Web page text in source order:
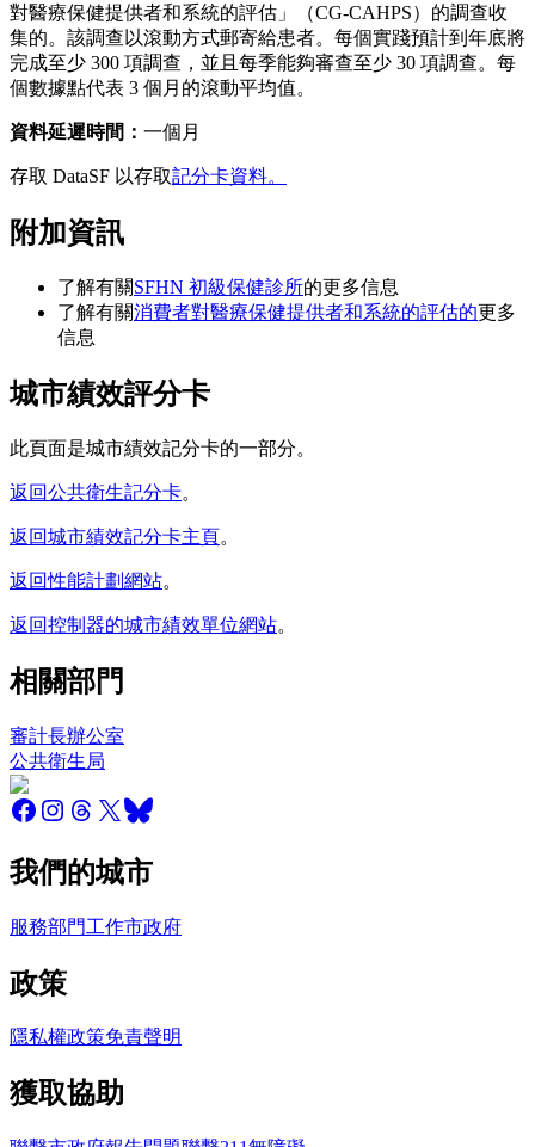
對醫療保健提供者和系統的評估」（CG-CAHPS）的調查收
集的。該調查以滾動方式郵寄給患者。每個實踐預計到年底將
完成至少 300 項調查，並且每季能夠審查至少 30 項調查。每
個數據點代表 3 個月的滾動平均值。
資料延遲時間： 一個月
存取 DataSF 以存取記分卡資料。
附加資訊
了解有關SFHN 初級保健診所的更多信息
了解有關消費者對醫療保健提供者和系統的評估的更多
信息
城市績效評分卡
此頁面是城市績效記分卡的一部分。
返回公共衛生記分卡。
返回城市績效記分卡主頁。
返回性能計劃網站。
返回控制器的城市績效單位網站。
相關部門
審計長辦公室
公共衛生局
我們的城市
服務部門工作市政府
政策
隱私權政策免責聲明
獲取協助